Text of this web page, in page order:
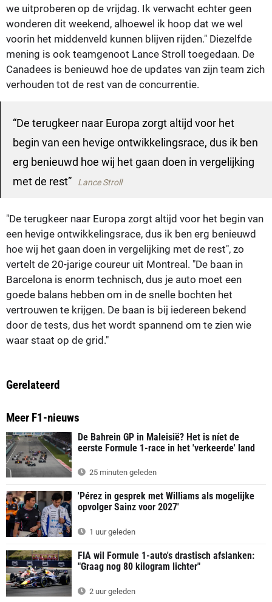
we uitproberen op de vrijdag. Ik verwacht echter geen
wonderen dit weekend, alhoewel ik hoop dat we wel
voorin het middenveld kunnen blijven rijden." Diezelfde
mening is ook teamgenoot Lance Stroll toegedaan. De
Canadees is benieuwd hoe de updates van zijn team zich
verhouden tot de rest van de concurrentie.
De terugkeer naar Europa zorgt altijd voor het
begin van een hevige ontwikkelingsrace, dus ik ben
erg benieuwd hoe wij het gaan doen in vergelijking
met de rest
Lance Stroll
"De terugkeer naar Europa zorgt altijd voor het begin van
een hevige ontwikkelingsrace, dus ik ben erg benieuwd
hoe wij het gaan doen in vergelijking met de rest", zo
vertelt de 20-jarige coureur uit Montreal. "De baan in
Barcelona is enorm technisch, dus je auto moet een
goede balans hebben om in de snelle bochten het
vertrouwen te krijgen. De baan is bij iedereen bekend
door de tests, dus het wordt spannend om te zien wie
waar staat op de grid."
Gerelateerd
Meer F1-nieuws
De Bahrein GP in Maleisië? Het is níet de
eerste Formule 1-race in het 'verkeerde' land
25 minuten geleden
'Pérez in gesprek met Williams als mogelijke
opvolger Sainz voor 2027'
1 uur geleden
FIA wil Formule 1-auto's drastisch afslanken:
"Graag nog 80 kilogram lichter"
2 uur geleden